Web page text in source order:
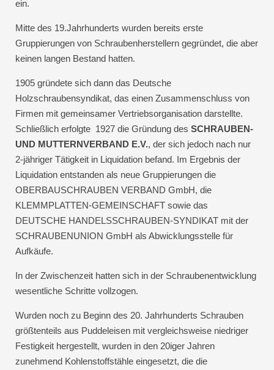
ein.
Mitte des 19.Jahrhunderts wurden bereits erste
Gruppierungen von Schraubenherstellern gegründet, die aber
keinen langen Bestand hatten.
1905 gründete sich dann das Deutsche
Holzschraubensyndikat, das einen Zusammenschluss von
Firmen mit gemeinsamer Vertriebsorganisation darstellte.
Schließlich erfolgte 1927 die Gründung des SCHRAUBEN-
UND MUTTERNVERBAND E.V., der sich jedoch nach nur
2-jähriger Tätigkeit in Liquidation befand. Im Ergebnis der
Liquidation entstanden als neue Gruppierungen die
OBERBAUSCHRAUBEN VERBAND GmbH, die
KLEMMPLATTEN-GEMEINSCHAFT sowie das
DEUTSCHE HANDELSSCHRAUBEN-SYNDIKAT mit der
SCHRAUBENUNION GmbH als Abwicklungsstelle für
Aufkäufe.
In der Zwischenzeit hatten sich in der Schraubenentwicklung
wesentliche Schritte vollzogen.
Wurden noch zu Beginn des 20. Jahrhunderts Schrauben
größtenteils aus Puddeleisen mit vergleichsweise niedriger
Festigkeit hergestellt, wurden in den 20iger Jahren
zunehmend Kohlenstoffstähle eingesetzt, die die